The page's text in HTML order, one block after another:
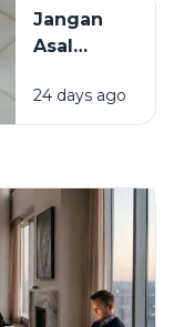
Mengatasinya
Jangan
Asal
Bahan
Pembersih
24 days ago